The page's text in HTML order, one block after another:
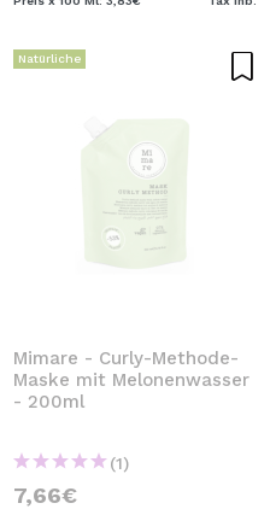
Natürliche
Mimare - Curly-Methode-
Maske mit Melonenwasser
- 200ml
(1)
7,66€